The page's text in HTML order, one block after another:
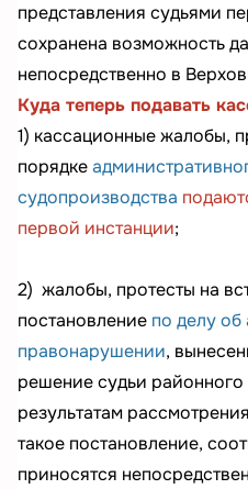
представления судьями
сохранена возможность
непосредственно в
Куда теперь подавать
1) кассационные жалобы,
порядке
судопроизводства
первой инстанции;
2) жалобы, протесты на
постановление по делу
правонарушении,
решение судьи
результатам
такое постановление,
приносятся